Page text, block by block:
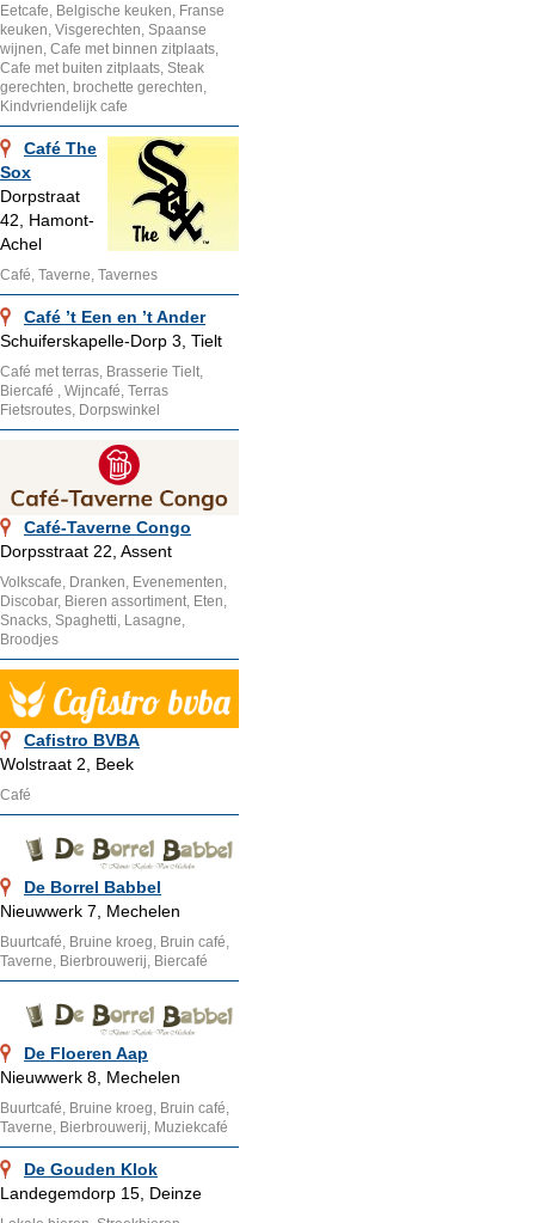
Eetcafe, Belgische keuken, Franse
keuken, Visgerechten, Spaanse
wijnen, Cafe met binnen zitplaats,
Cafe met buiten zitplaats, Steak
gerechten, brochette gerechten,
Kindvriendelijk cafe
Café The
Sox
Dorpstraat
42, Hamont-
Achel
Café, Taverne, Tavernes
Café ’t Een en ’t Ander
Schuiferskapelle-Dorp 3, Tielt
Café met terras, Brasserie Tielt,
Biercafé , Wijncafé, Terras
Fietsroutes, Dorpswinkel
Café-Taverne Congo
Dorpsstraat 22, Assent
Volkscafe, Dranken, Evenementen,
Discobar, Bieren assortiment, Eten,
Snacks, Spaghetti, Lasagne,
Broodjes
Cafistro BVBA
Wolstraat 2, Beek
Café
De Borrel Babbel
Nieuwwerk 7, Mechelen
Buurtcafé, Bruine kroeg, Bruin café,
Taverne, Bierbrouwerij, Biercafé
De Floeren Aap
Nieuwwerk 8, Mechelen
Buurtcafé, Bruine kroeg, Bruin café,
Taverne, Bierbrouwerij, Muziekcafé
De Gouden Klok
Landegemdorp 15, Deinze